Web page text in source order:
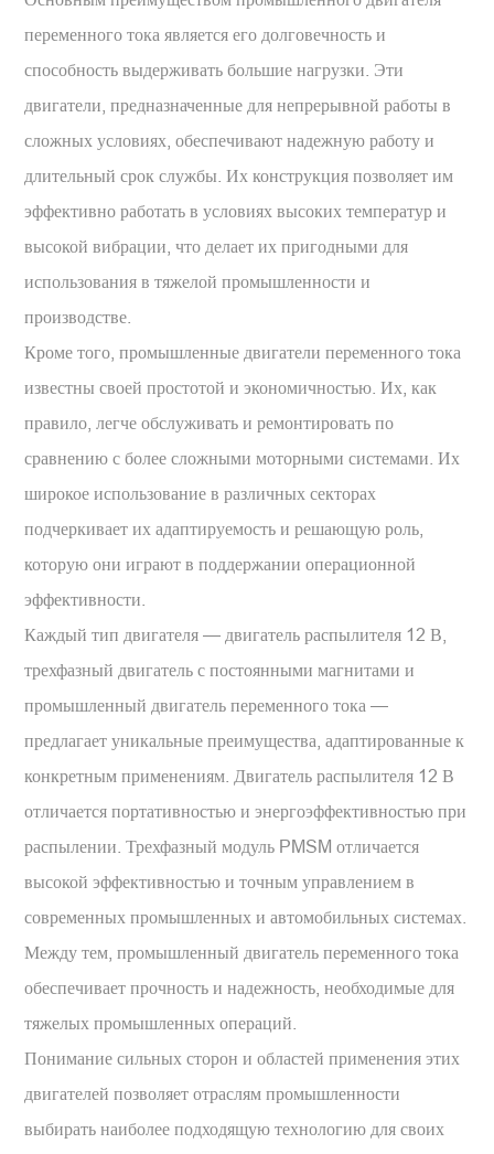
переменного тока является его долговечность и
способность выдерживать большие нагрузки. Эти
двигатели, предназначенные для непрерывной работы в
сложных условиях, обеспечивают надежную работу и
длительный срок службы. Их конструкция позволяет им
эффективно работать в условиях высоких температур и
высокой вибрации, что делает их пригодными для
использования в тяжелой промышленности и
производстве.
Кроме того, промышленные двигатели переменного тока
известны своей простотой и экономичностью. Их, как
правило, легче обслуживать и ремонтировать по
сравнению с более сложными моторными системами. Их
широкое использование в различных секторах
подчеркивает их адаптируемость и решающую роль,
которую они играют в поддержании операционной
эффективности.
Каждый тип двигателя — двигатель распылителя 12 В,
трехфазный двигатель с постоянными магнитами и
промышленный двигатель переменного тока —
предлагает уникальные преимущества, адаптированные к
конкретным применениям. Двигатель распылителя 12 В
отличается портативностью и энергоэффективностью при
распылении. Трехфазный модуль PMSM отличается
высокой эффективностью и точным управлением в
современных промышленных и автомобильных системах.
Между тем, промышленный двигатель переменного тока
обеспечивает прочность и надежность, необходимые для
тяжелых промышленных операций.
Понимание сильных сторон и областей применения этих
двигателей позволяет отраслям промышленности
выбирать наиболее подходящую технологию для своих